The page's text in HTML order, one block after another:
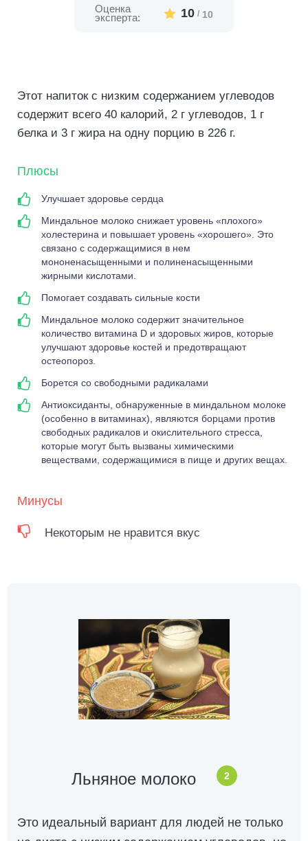
Оценка
эксперта: 10 / 10
Этот напиток с низким содержанием углеводов
содержит всего 40 калорий, 2 г углеводов, 1 г
белка и 3 г жира на одну порцию в 226 г.
Плюсы
Улучшает здоровье сердца
Миндальное молоко снижает уровень «плохого»
холестерина и повышает уровень «хорошего». Это
связано с содержащимися в нем
мононенасыщенными и полиненасыщенными
жирными кислотами.
Помогает создавать сильные кости
Миндальное молоко содержит значительное
количество витамина D и здоровых жиров, которые
улучшают здоровье костей и предотвращают
остеопороз.
Борется со свободными радикалами
Антиоксиданты, обнаруженные в миндальном молоке
(особенно в витаминах), являются борцами против
свободных радикалов и окислительного стресса,
которые могут быть вызваны химическими
веществами, содержащимися в пище и других вещах.
Минусы
Некоторым не нравится вкус
Льняное молоко 2
Это идеальный вариант для людей не только